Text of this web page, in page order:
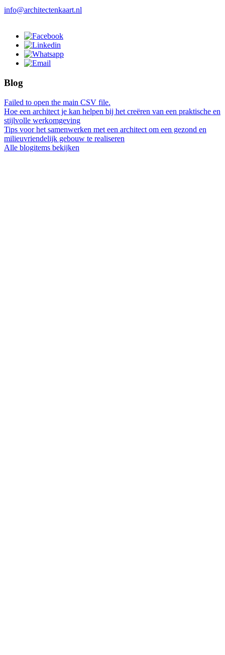
info@architectenkaart.nl
Blog
Failed to open the main CSV file.
Hoe een architect je kan helpen bij het creëren van een praktische en
stijlvolle werkomgeving
Tips voor het samenwerken met een architect om een gezond en
milieuvriendelijk gebouw te realiseren
Alle blogitems bekijken